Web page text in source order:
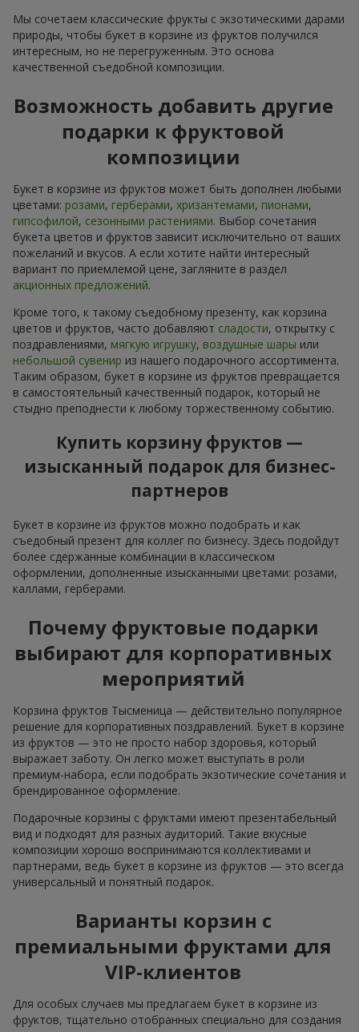
Мы сочетаем классические фрукты с экзотическими дарами
природы, чтобы букет в корзине из фруктов получился
интересным, но не перегруженным. Это основа
качественной съедобной композиции.
Возможность добавить другие
подарки к фруктовой
композиции
Букет в корзине из фруктов может быть дополнен любыми
цветами: розами, герберами, хризантемами, пионами,
гипсофилой, сезонными растениями. Выбор сочетания
букета цветов и фруктов зависит исключительно от ваших
пожеланий и вкусов. А если хотите найти интересный
вариант по приемлемой цене, загляните в раздел
акционных предложений.
Кроме того, к такому съедобному презенту, как корзина
цветов и фруктов, часто добавляют сладости, открытку с
поздравлениями, мягкую игрушку, воздушные шары или
небольшой сувенир из нашего подарочного ассортимента.
Таким образом, букет в корзине из фруктов превращается
в самостоятельный качественный подарок, который не
стыдно преподнести к любому торжественному событию.
Купить корзину фруктов —
изысканный подарок для бизнес-
партнеров
Букет в корзине из фруктов можно подобрать и как
съедобный презент для коллег по бизнесу. Здесь подойдут
более сдержанные комбинации в классическом
оформлении, дополненные изысканными цветами: розами,
каллами, герберами.
Почему фруктовые подарки
выбирают для корпоративных
мероприятий
Корзина фруктов Тысменица — действительно популярное
решение для корпоративных поздравлений. Букет в корзине
из фруктов — это не просто набор здоровья, который
выражает заботу. Он легко может выступать в роли
премиум-набора, если подобрать экзотические сочетания и
брендированное оформление.
Подарочные корзины с фруктами имеют презентабельный
вид и подходят для разных аудиторий. Такие вкусные
композиции хорошо воспринимаются коллективами и
партнерами, ведь букет в корзине из фруктов — это всегда
универсальный и понятный подарок.
Варианты корзин с
премиальными фруктами для
VIP-клиентов
Для особых случаев мы предлагаем букет в корзине из
фруктов, тщательно отобранных специально для создания